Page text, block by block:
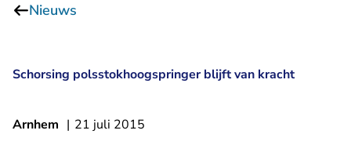
Nieuws
Schorsing polsstokhoogspringer blijft van kracht
Arnhem | 21 juli 2015